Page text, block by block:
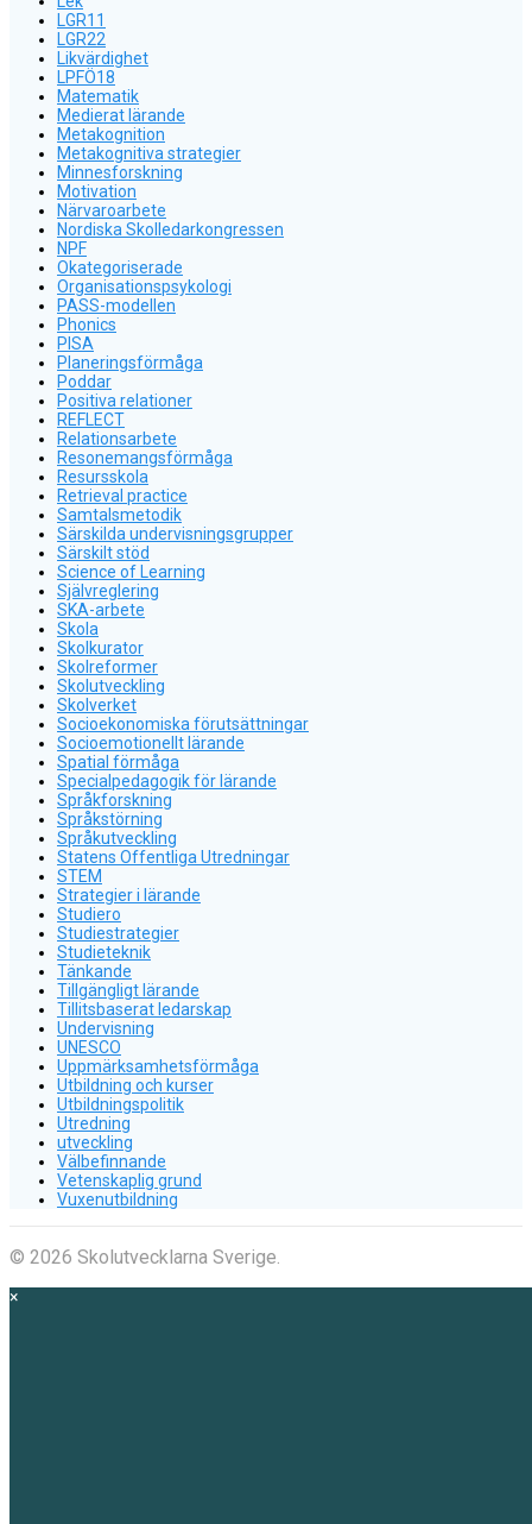
LGR11
LGR22
Likvärdighet
LPFÖ18
Matematik
Medierat lärande
Metakognition
Metakognitiva strategier
Minnesforskning
Motivation
Närvaroarbete
Nordiska Skolledarkongressen
NPF
Okategoriserade
Organisationspsykologi
PASS-modellen
Phonics
PISA
Planeringsförmåga
Poddar
Positiva relationer
REFLECT
Relationsarbete
Resonemangsförmåga
Resursskola
Retrieval practice
Samtalsmetodik
Särskilda undervisningsgrupper
Särskilt stöd
Science of Learning
Självreglering
SKA-arbete
Skola
Skolkurator
Skolreformer
Skolutveckling
Skolverket
Socioekonomiska förutsättningar
Socioemotionellt lärande
Spatial förmåga
Specialpedagogik för lärande
Språkforskning
Språkstörning
Språkutveckling
Statens Offentliga Utredningar
STEM
Strategier i lärande
Studiero
Studiestrategier
Studieteknik
Tänkande
Tillgängligt lärande
Tillitsbaserat ledarskap
Undervisning
UNESCO
Uppmärksamhetsförmåga
Utbildning och kurser
Utbildningspolitik
Utredning
utveckling
Välbefinnande
Vetenskaplig grund
Vuxenutbildning
© 2026 Skolutvecklarna Sverige.
×